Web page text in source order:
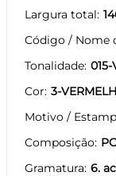
Largura total
Código / Nome
Tonalidade 015-
Cor 3-
Motivo /
Composição
Gramatura 6.